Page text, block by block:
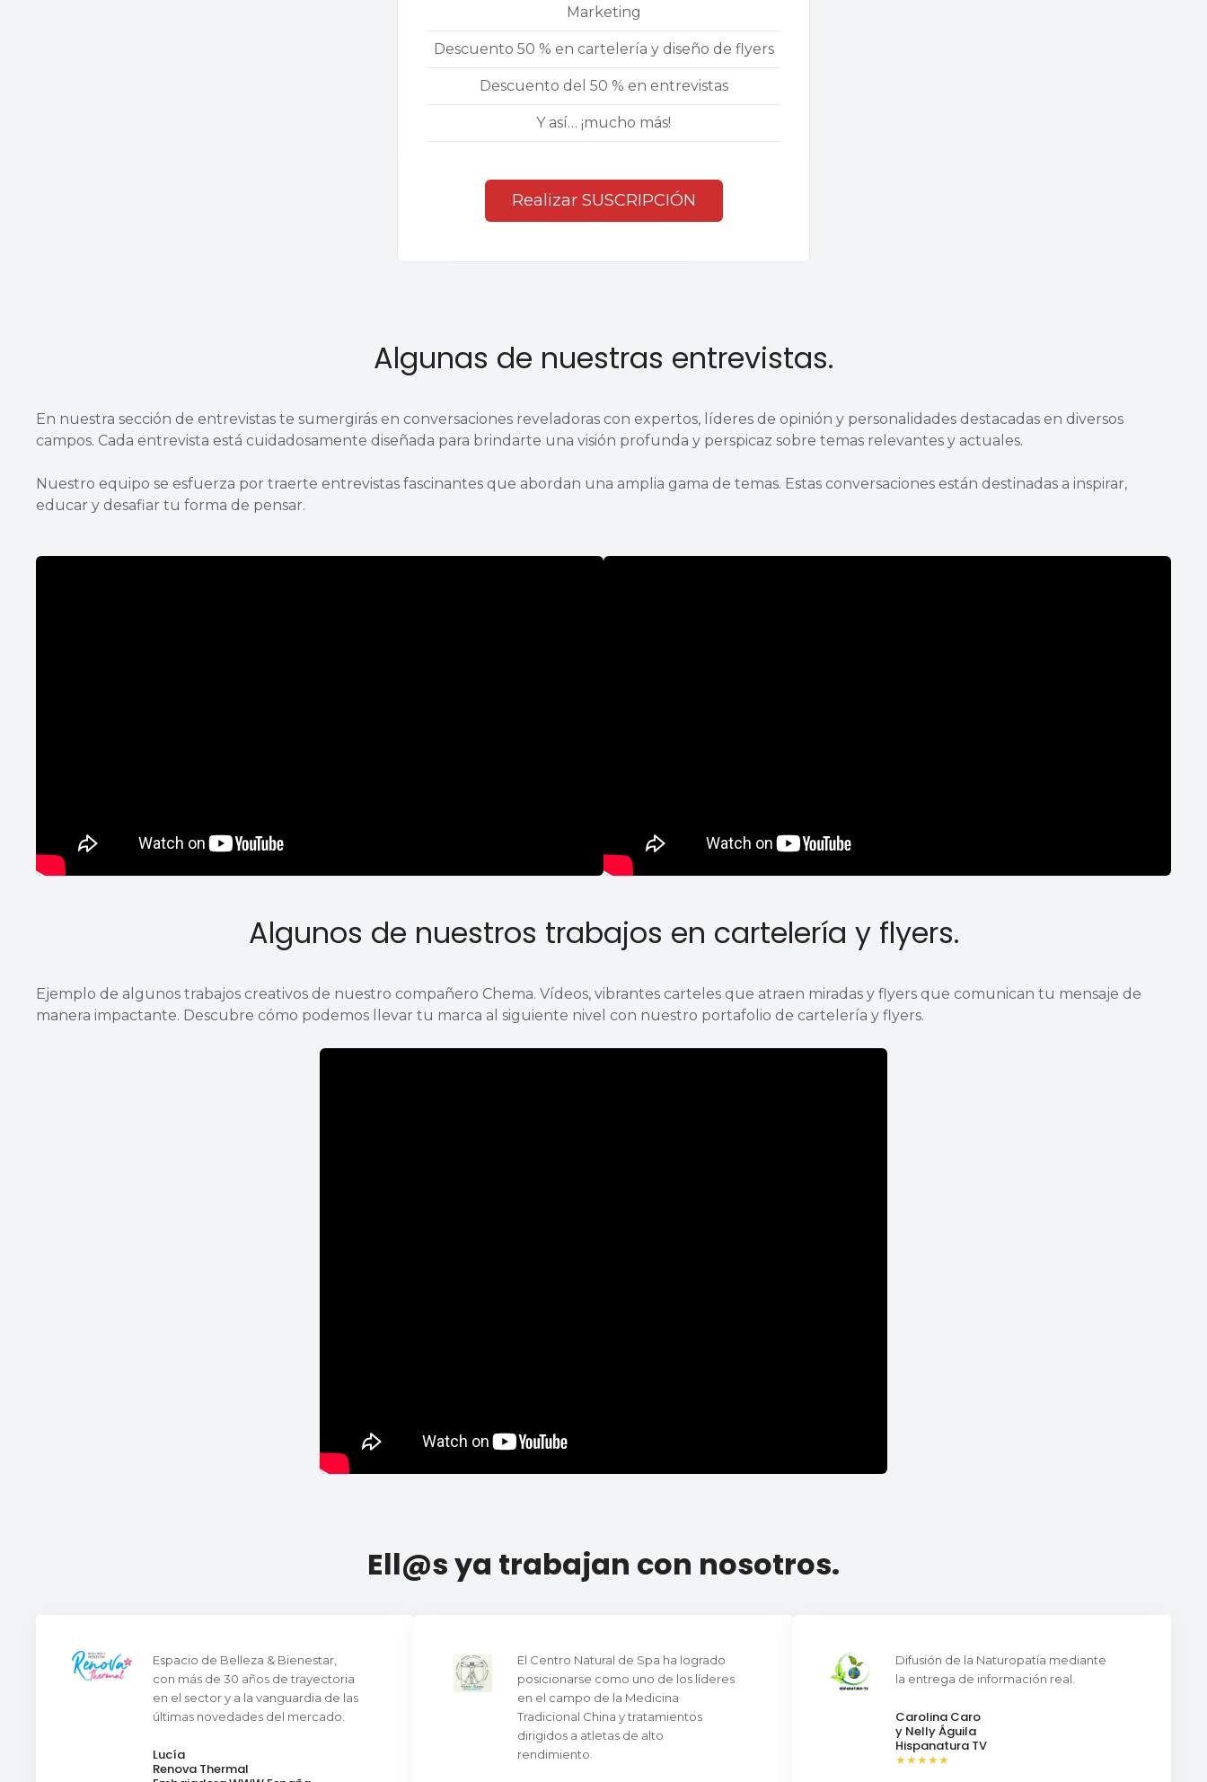
Marketing
Descuento 50 % en cartelería y diseño de flyers
Descuento del 50 % en entrevistas
Y así… ¡mucho más!
Realizar SUSCRIPCIÓN
Algunas de nuestras entrevistas.
En nuestra sección de entrevistas te sumergirás en conversaciones reveladoras con expertos, líderes de opinión y personalidades destacadas en diversos
campos. Cada entrevista está cuidadosamente diseñada para brindarte una visión profunda y perspicaz sobre temas relevantes y actuales.
Nuestro equipo se esfuerza por traerte entrevistas fascinantes que abordan una amplia gama de temas. Estas conversaciones están destinadas a inspirar,
educar y desafiar tu forma de pensar.
Algunos de nuestros trabajos en cartelería y flyers.
Ejemplo de algunos trabajos creativos de nuestro compañero Chema. Vídeos, vibrantes carteles que atraen miradas y flyers que comunican tu mensaje de
manera impactante. Descubre cómo podemos llevar tu marca al siguiente nivel con nuestro portafolio de cartelería y flyers.
Ell@s ya trabajan con nosotros.
Espacio de Belleza & Bienestar,
con más de 30 años de trayectoria
en el sector y a la vanguardia de las
últimas novedades del mercado.
Lucía
Renova Thermal
El Centro Natural de Spa ha logrado
posicionarse como uno de los líderes
en el campo de la Medicina
Tradicional China y tratamientos
dirigidos a atletas de alto
rendimiento.
Difusión de la Naturopatía mediante
la entrega de información real.
Carolina Caro
y Nelly Águila
Hispanatura TV
★★★★★